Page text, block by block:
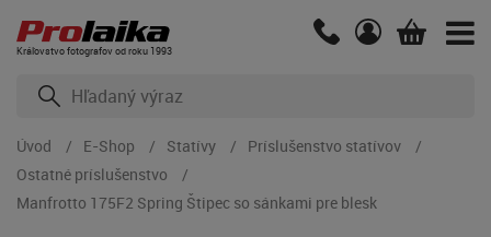
Kráľovstvo fotografov od roku 1993
Úvod E-Shop Statívy
Príslušenstvo statívov
Ostatné príslušenstvo
Manfrotto 175F2 Spring Štipec so sánkami pre blesk